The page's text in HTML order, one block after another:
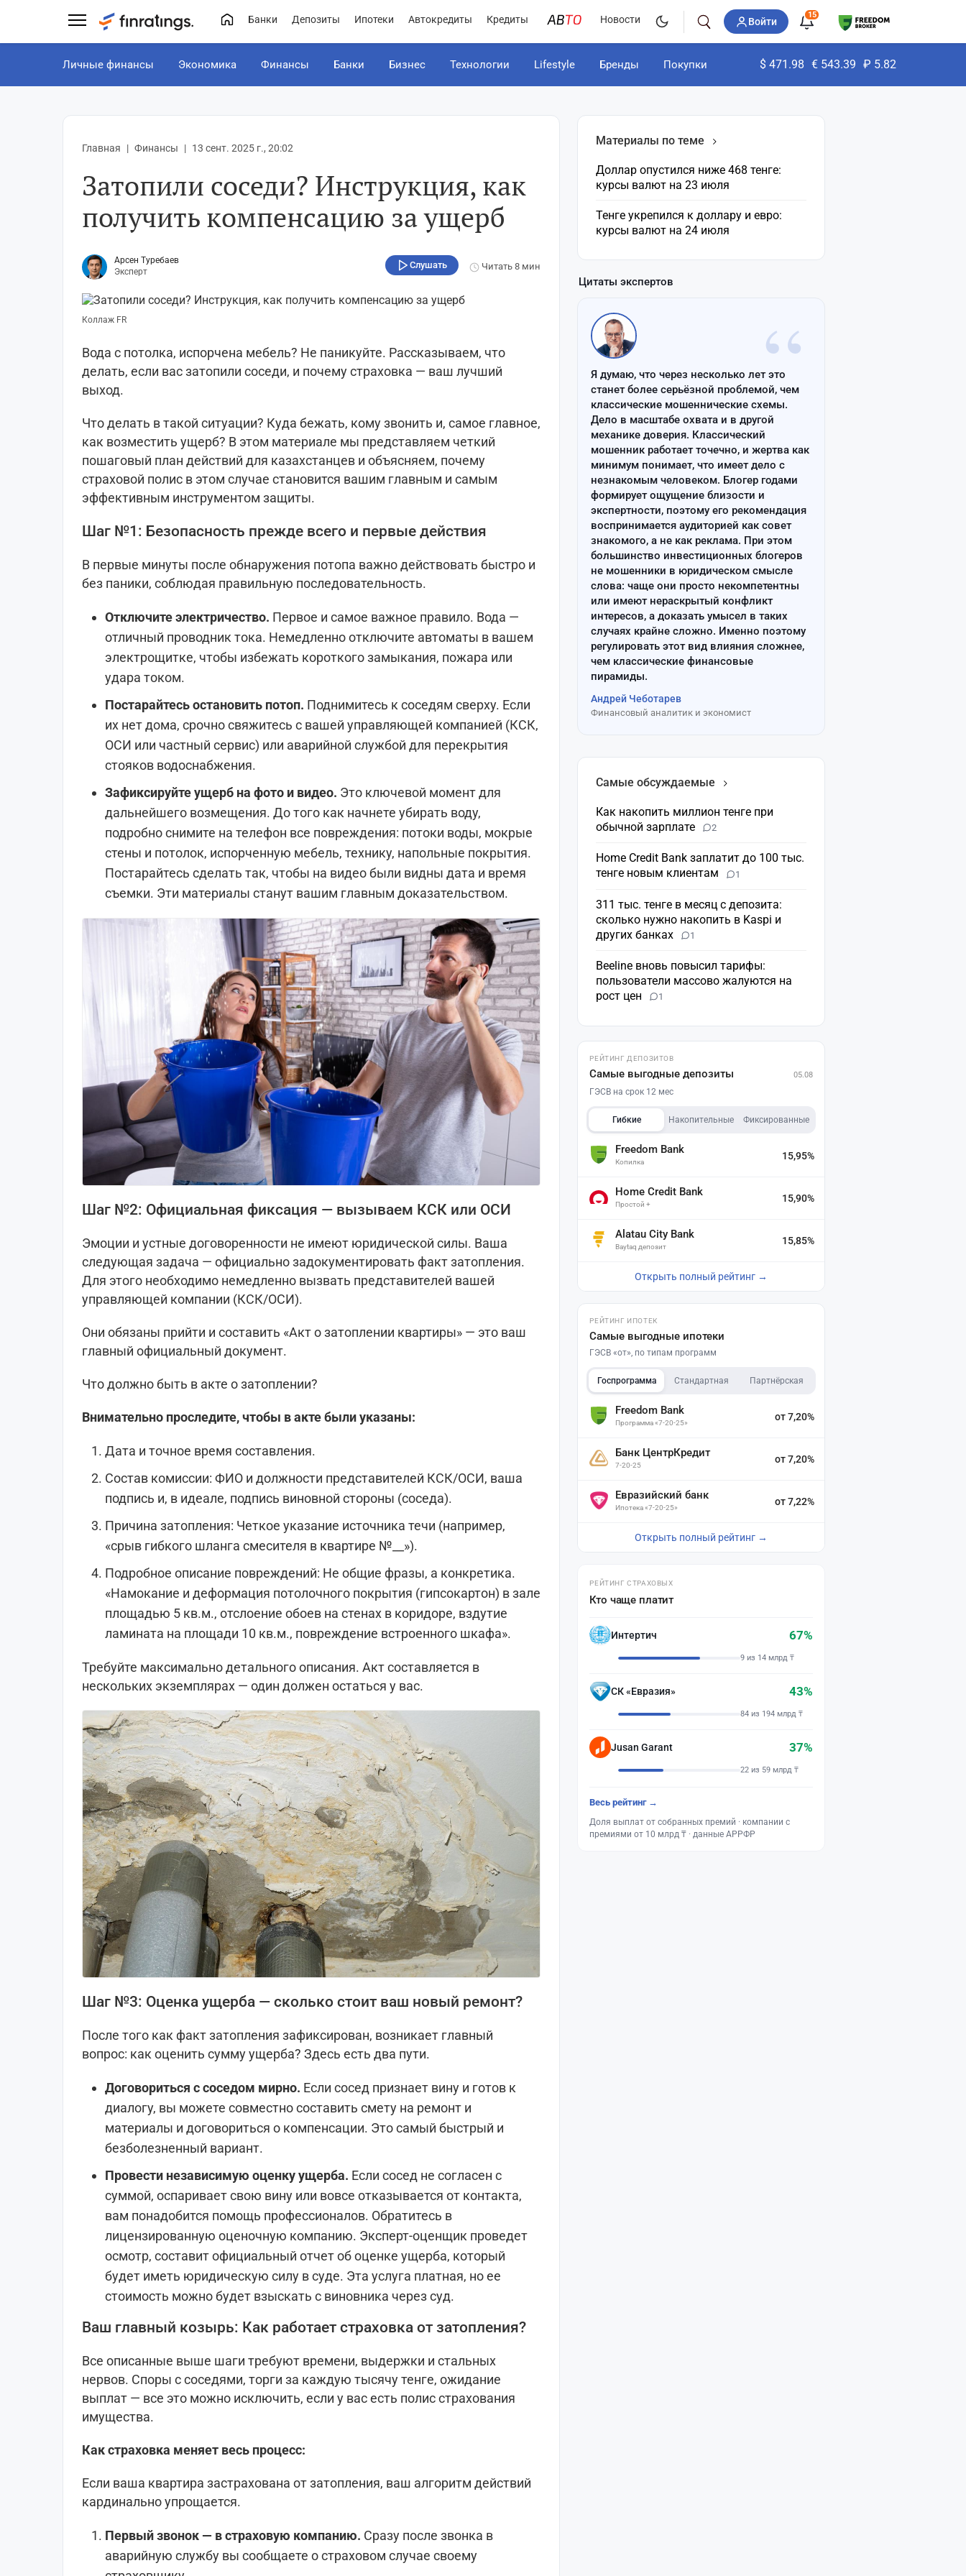
Банки Депозиты Ипотеки Автокредиты Кредиты Новости Войти
15
Личные финансы Экономика Финансы Банки Бизнес Технологии Lifestyle Бренды Покупки $ 471.98 € 543.39 ₽ 5.82
Главная Финансы 13 сент. 2025 г., 20:02
Затопили соседи? Инструкция, как
получить компенсацию за ущерб
Арсен Туребаев
Эксперт
Слушать Читать8 мин
Коллаж FR
Вода с потолка, испорчена мебель? Не паникуйте. Рассказываем, что
делать, если вас затопили соседи, и почему страховка — ваш лучший
выход.
Что делать в такой ситуации? Куда бежать, кому звонить и, самое главное,
как возместить ущерб? В этом материале мы представляем четкий
пошаговый план действий для казахстанцев и объясняем, почему
страховой полис в этом случае становится вашим главным и самым
эффективным инструментом защиты.
Шаг №1: Безопасность прежде всего и первые действия
В первые минуты после обнаружения потопа важно действовать быстро и
без паники, соблюдая правильную последовательность.
Отключите электричество. Первое и самое важное правило. Вода —
отличный проводник тока. Немедленно отключите автоматы в вашем
электрощитке, чтобы избежать короткого замыкания, пожара или
удара током.
Постарайтесь остановить потоп. Поднимитесь к соседям сверху. Если
их нет дома, срочно свяжитесь с вашей управляющей компанией (КСК,
ОСИ или частный сервис) или аварийной службой для перекрытия
стояков водоснабжения.
Зафиксируйте ущерб на фото и видео. Это ключевой момент для
дальнейшего возмещения. До того как начнете убирать воду,
подробно снимите на телефон все повреждения: потоки воды, мокрые
стены и потолок, испорченную мебель, технику, напольные покрытия.
Постарайтесь сделать так, чтобы на видео были видны дата и время
съемки. Эти материалы станут вашим главным доказательством.
Шаг №2: Официальная фиксация — вызываем КСК или ОСИ
Эмоции и устные договоренности не имеют юридической силы. Ваша
следующая задача — официально задокументировать факт затопления.
Для этого необходимо немедленно вызвать представителей вашей
управляющей компании (КСК/ОСИ).
Они обязаны прийти и составить «Акт о затоплении квартиры» — это ваш
главный официальный документ.
Что должно быть в акте о затоплении?
Внимательно проследите, чтобы в акте были указаны:
Дата и точное время составления.
Состав комиссии: ФИО и должности представителей КСК/ОСИ, ваша
подпись и, в идеале, подпись виновной стороны (соседа).
Причина затопления: Четкое указание источника течи (например,
«срыв гибкого шланга смесителя в квартире №__»).
Подробное описание повреждений: Не общие фразы, а конкретика.
«Намокание и деформация потолочного покрытия (гипсокартон) в зале
площадью 5 кв.м., отслоение обоев на стенах в коридоре, вздутие
ламината на площади 10 кв.м., повреждение встроенного шкафа».
Требуйте максимально детального описания. Акт составляется в
нескольких экземплярах — один должен остаться у вас.
Шаг №3: Оценка ущерба — сколько стоит ваш новый ремонт?
После того как факт затопления зафиксирован, возникает главный
вопрос: как оценить сумму ущерба? Здесь есть два пути.
Договориться с соседом мирно. Если сосед признает вину и готов к
диалогу, вы можете совместно составить смету на ремонт и
материалы и договориться о компенсации. Это самый быстрый и
безболезненный вариант.
Провести независимую оценку ущерба. Если сосед не согласен с
суммой, оспаривает свою вину или вовсе отказывается от контакта,
вам понадобится помощь профессионалов. Обратитесь в
лицензированную оценочную компанию. Эксперт-оценщик проведет
осмотр, составит официальный отчет об оценке ущерба, который
будет иметь юридическую силу в суде. Эта услуга платная, но ее
стоимость можно будет взыскать с виновника через суд.
Ваш главный козырь: Как работает страховка от затопления?
Все описанные выше шаги требуют времени, выдержки и стальных
нервов. Споры с соседями, торги за каждую тысячу тенге, ожидание
выплат — все это можно исключить, если у вас есть полис страхования
имущества.
Как страховка меняет весь процесс:
Если ваша квартира застрахована от затопления, ваш алгоритм действий
кардинально упрощается.
Первый звонок — в страховую компанию. Сразу после звонка в
аварийную службу вы сообщаете о страховом случае своему
Материалы по теме
Доллар опустился ниже 468 тенге:
курсы валют на 23 июля
Тенге укрепился к доллару и евро:
курсы валют на 24 июля
Цитаты экспертов
“
Я думаю, что через несколько лет это
станет более серьёзной проблемой, чем
классические мошеннические схемы.
Дело в масштабе охвата и в другой
механике доверия. Классический
мошенник работает точечно, и жертва как
минимум понимает, что имеет дело с
незнакомым человеком. Блогер годами
формирует ощущение близости и
экспертности, поэтому его рекомендация
воспринимается аудиторией как совет
знакомого, а не как реклама. При этом
большинство инвестиционных блогеров
не мошенники в юридическом смысле
слова: чаще они просто некомпетентны
или имеют нераскрытый конфликт
интересов, а доказать умысел в таких
случаях крайне сложно. Именно поэтому
регулировать этот вид влияния сложнее,
чем классические финансовые
пирамиды.
Андрей Чеботарев
Финансовый аналитик и экономист
Самые обсуждаемые
Как накопить миллион тенге при
обычной зарплате
2
Home Credit Bank заплатит до 100 тыс.
тенге новым клиентам
1
311 тыс. тенге в месяц с депозита:
сколько нужно накопить в Kaspi и
других банках
1
Beeline вновь повысил тарифы:
пользователи массово жалуются на
рост цен
1
РЕЙТИНГ ДЕПОЗИТОВ
Самые выгодные депозиты 05.08
ГЭСВ на срок 12 мес
Гибкие Накопительные Фиксированные
Freedom Bank
Копилка
15,95%
Home Credit Bank
Простой +
15,90%
Alatau City Bank
Baytaq депозит
15,85%
Открыть полный рейтинг →
РЕЙТИНГ ИПОТЕК
Самые выгодные ипотеки
ГЭСВ «от», по типам программ
Госпрограмма Стандартная Партнёрская
Freedom Bank
Программа «7-20-25»
от 7,20%
Банк ЦентрКредит
7-20-25
от 7,20%
Евразийский банк
Ипотека «7-20-25»
от 7,22%
Открыть полный рейтинг →
РЕЙТИНГ СТРАХОВЫХ
Кто чаще платит
Интертич 67%
9 из 14 млрд ₸
СК «Евразия» 43%
84 из 194 млрд ₸
Jusan Garant 37%
22 из 59 млрд ₸
Весь рейтинг →
Доля выплат от собранных премий · компании с
премиями от 10 млрд ₸ · данные АРРФР